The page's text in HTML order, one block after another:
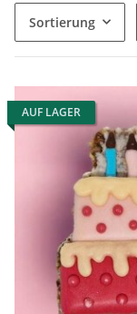
Sortierung
AUF LAGER